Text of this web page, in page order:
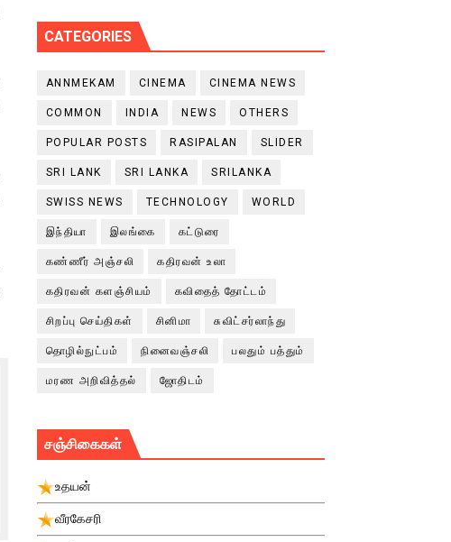
CATEGORIES
ANNMEKAM CINEMA CINEMA NEWS
COMMON INDIA NEWS OTHERS
POPULAR POSTS RASIPALAN SLIDER
SRI LANK SRI LANKA SRILANKA
SWISS NEWS TECHNOLOGY WORLD
இந்தியா இலங்கை கட்டுரை
கண்ணீர் அஞ்சலி கதிரவன் உலா
கதிரவன் களஞ்சியம் கவிதைத் தோட்டம்
சிறப்பு செய்திகள் சினிமா சுவிட்சர்லாந்து
தொழில்நுட்பம் நினைவஞ்சலி பலதும் பத்தும்
மரண அறிவித்தல் ஜோதிடம்
சஞ்சிகைகள்
உதயன்
வீரகேசரி